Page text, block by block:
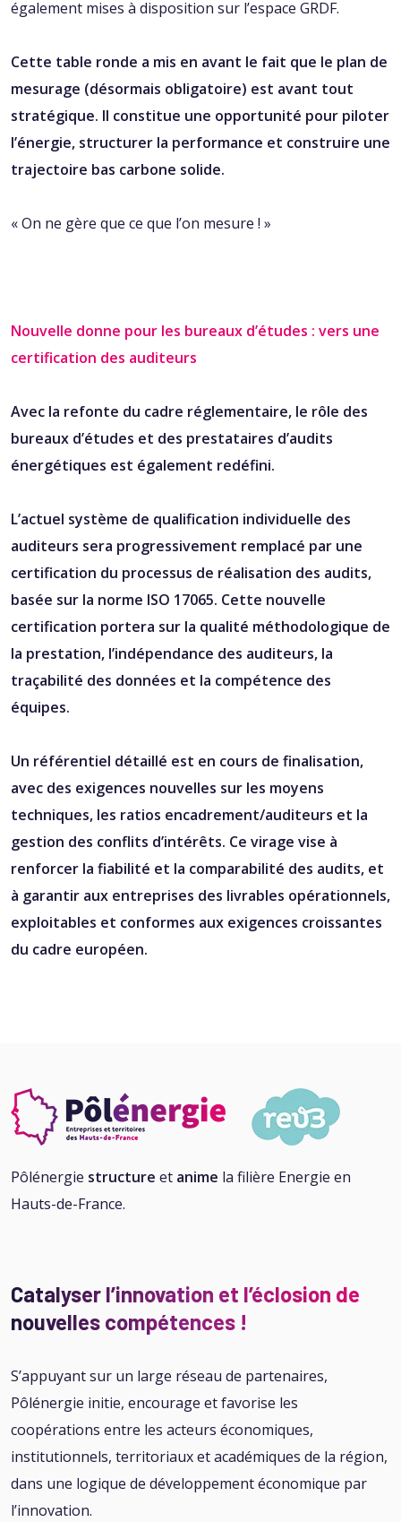
également mises à disposition sur l’espace GRDF.
Cette table ronde a mis en avant le fait que le plan de
mesurage (désormais obligatoire) est avant tout
stratégique. Il constitue une opportunité pour piloter
l’énergie, structurer la performance et construire une
trajectoire bas carbone solide.
« On ne gère que ce que l’on mesure ! »
Nouvelle donne pour les bureaux d’études : vers une
certification des auditeurs
Avec la refonte du cadre réglementaire, le rôle des
bureaux d’études et des prestataires d’audits
énergétiques est également redéfini.
L’actuel système de qualification individuelle des
auditeurs sera progressivement remplacé par une
certification du processus de réalisation des audits,
basée sur la norme ISO 17065. Cette nouvelle
certification portera sur la qualité méthodologique de
la prestation, l’indépendance des auditeurs, la
traçabilité des données et la compétence des
équipes.
Un référentiel détaillé est en cours de finalisation,
avec des exigences nouvelles sur les moyens
techniques, les ratios encadrement/auditeurs et la
gestion des conflits d’intérêts. Ce virage vise à
renforcer la fiabilité et la comparabilité des audits, et
à garantir aux entreprises des livrables opérationnels,
exploitables et conformes aux exigences croissantes
du cadre européen.
Pôlénergie structure et anime la filière Energie en
Hauts-de-France.
Catalyser l’innovation et l’éclosion de
nouvelles compétences !
S’appuyant sur un large réseau de partenaires,
Pôlénergie initie, encourage et favorise les
coopérations entre les acteurs économiques,
institutionnels, territoriaux et académiques de la région,
dans une logique de développement économique par
l’innovation.